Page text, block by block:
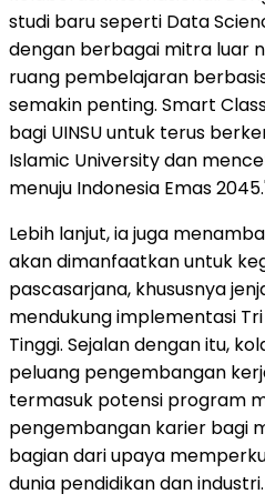
studi baru seperti Data
dengan berbagai mitra luar
ruang pembelajaran
semakin penting. Smart
bagi UINSU untuk terus
Islamic University dan
menuju Indonesia Emas
Lebih lanjut, ia juga
akan dimanfaatkan untuk
pascasarjana, khususnya
mendukung implementasi
Tinggi. Sejalan dengan itu,
peluang pengembangan
termasuk potensi program
pengembangan karier bagi
bagian dari upaya
dunia pendidikan dan industri.